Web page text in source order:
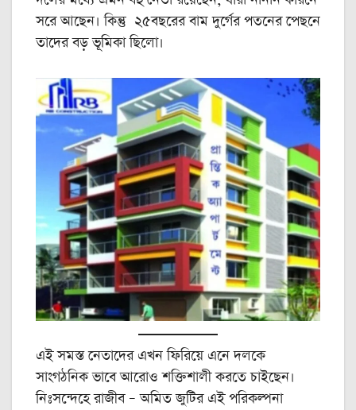
সরে আছেন। কিন্তু ২৫বছরের বাম দুর্গের পতনের পেছনে
তাদের বড় ভূমিকা ছিলো।
এই সমস্ত নেতাদের এখন ফিরিয়ে এনে দলকে
সাংগঠনিক ভাবে আরোও শক্তিশালী করতে চাইছেন।
নিঃসন্দেহে রাজীব – অমিত জুটির এই পরিকল্পনা